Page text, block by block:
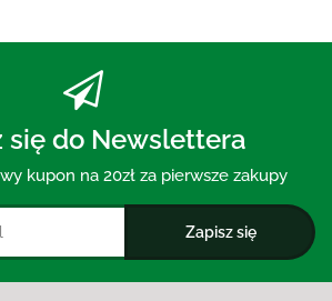
się do Newslettera
kupon na 20zł za pierwsze zakupy